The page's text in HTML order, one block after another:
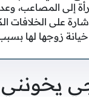
إلى المصاعب،
على الخلافات
زوجها لها
يخونني